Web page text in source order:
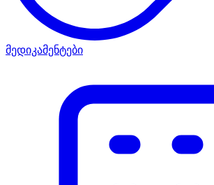
მედიკამენტები